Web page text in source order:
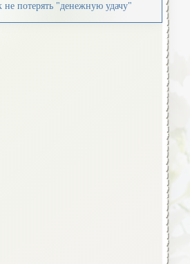
не потерять "денежную удачу"